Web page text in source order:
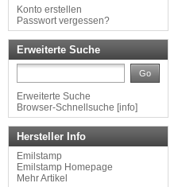
Konto erstellen
Passwort vergessen?
Erweiterte Suche
Go
Erweiterte Suche
Browser-Schnellsuche [info]
Hersteller Info
Emilstamp
Emilstamp Homepage
Mehr Artikel